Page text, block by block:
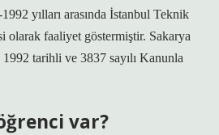
yılları arasında İstanbul Teknik
olarak faaliyet göstermiştir. Sakarya
tarihli ve 3837 sayılı Kanunla
var?